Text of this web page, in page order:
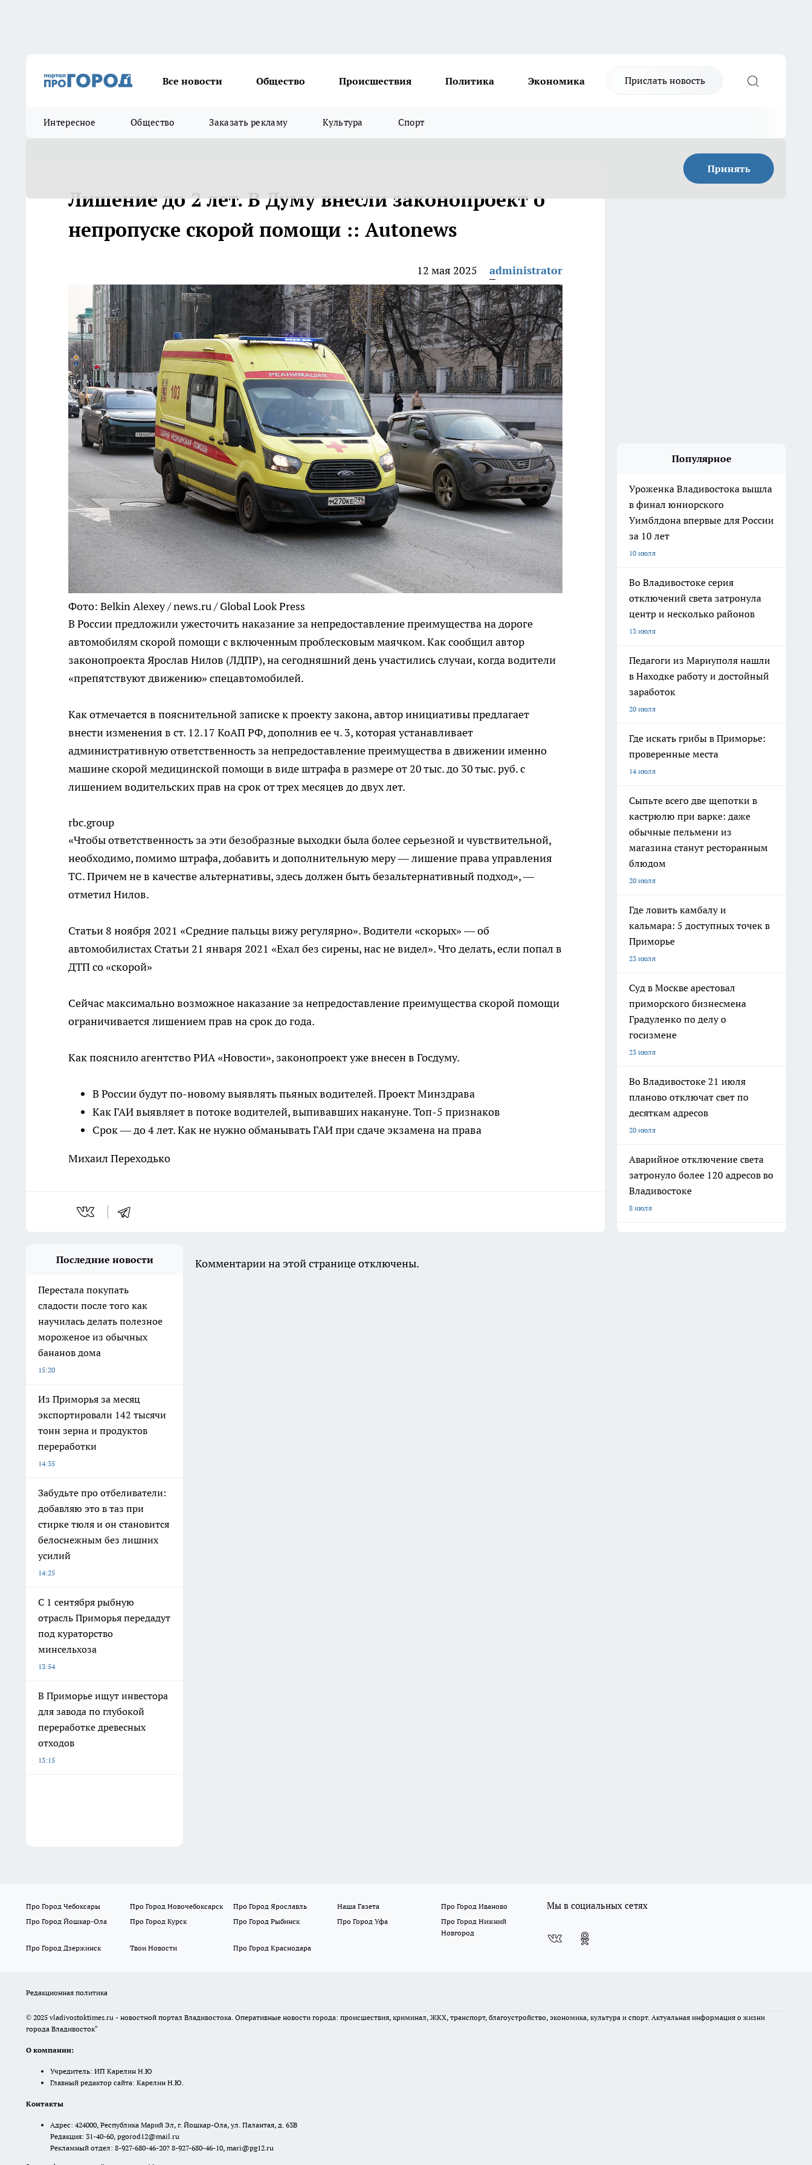
Все новости Общество Происшествия Политика Экономика Прислать новость
Интересное Общество Заказать рекламу Культура Спорт
Принять
Лишение до 2 лет. В Думу внесли законопроект о
непропуске скорой помощи :: Autonews
12 мая 2025 administrator
Фото: Belkin Alexey / news.ru / Global Look Press
В России предложили ужесточить наказание за непредоставление преимущества на дороге
автомобилям скорой помощи с включенным проблесковым маячком. Как сообщил автор
законопроекта Ярослав Нилов (ЛДПР), на сегодняшний день участились случаи, когда водители
«препятствуют движению» спецавтомобилей.
Как отмечается в пояснительной записке к проекту закона, автор инициативы предлагает
внести изменения в ст. 12.17 КоАП РФ, дополнив ее ч. 3, которая устанавливает
административную ответственность за непредоставление преимущества в движении именно
машине скорой медицинской помощи в виде штрафа в размере от 20 тыс. до 30 тыс. руб. с
лишением водительских прав на срок от трех месяцев до двух лет.
rbc.group
«Чтобы ответственность за эти безобразные выходки была более серьезной и чувствительной,
необходимо, помимо штрафа, добавить и дополнительную меру — лишение права управления
ТС. Причем не в качестве альтернативы, здесь должен быть безальтернативный подход», —
отметил Нилов.
Статьи 8 ноября 2021 «Средние пальцы вижу регулярно». Водители «скорых» — об
автомобилистах Статьи 21 января 2021 «Ехал без сирены, нас не видел». Что делать, если попал в
ДТП со «скорой»
Сейчас максимально возможное наказание за непредоставление преимущества скорой помощи
ограничивается лишением прав на срок до года.
Как пояснило агентство РИА «Новости», законопроект уже внесен в Госдуму.
В России будут по-новому выявлять пьяных водителей. Проект Минздрава
Как ГАИ выявляет в потоке водителей, выпивавших накануне. Топ-5 признаков
Срок — до 4 лет. Как не нужно обманывать ГАИ при сдаче экзамена на права
Михаил Переходько
Популярное
Уроженка Владивостока вышла
в финал юниорского
Уимблдона впервые для России
за 10 лет
10 июля
Во Владивостоке серия
отключений света затронула
центр и несколько районов
13 июля
Педагоги из Мариуполя нашли
в Находке работу и достойный
заработок
20 июля
Где искать грибы в Приморье:
проверенные места
14 июля
Сыпьте всего две щепотки в
кастрюлю при варке: даже
обычные пельмени из
магазина станут ресторанным
блюдом
20 июля
Где ловить камбалу и
кальмара: 5 доступных точек в
Приморье
23 июля
Суд в Москве арестовал
приморского бизнесмена
Градуленко по делу о
госизмене
23 июля
Во Владивостоке 21 июля
планово отключат свет по
десяткам адресов
20 июля
Аварийное отключение света
затронуло более 120 адресов во
Владивостоке
8 июля
Последние новости
Перестала покупать
сладости после того как
научилась делать полезное
мороженое из обычных
бананов дома
15:20
Из Приморья за месяц
экспортировали 142 тысячи
тонн зерна и продуктов
переработки
14:35
Забудьте про отбеливатели:
добавляю это в таз при
стирке тюля и он становится
белоснежным без лишних
усилий
14:25
С 1 сентября рыбную
отрасль Приморья передадут
под кураторство
минсельхоза
13:54
В Приморье ищут инвестора
для завода по глубокой
переработке древесных
отходов
13:15
Комментарии на этой странице отключены.
Про Город Чебоксары Про Город Новочебоксарск Про Город Ярославль Наша Газета
Про Город Иваново
Про Город Йошкар-Ола
Про Город Курск Про Город Рыбинск Про Город Уфа
Про Город Нижний
Новгород
Про Город Дзержинск
Твои Новости Про Город Краснодара
Мы в социальных сетях
Редакционная политика
© 2025 vladivostoktimes.ru - новостной портал Владивостока. Оперативные новости города: происшествия, криминал, ЖКХ, транспорт, благоустройство, экономика, культура и спорт. Актуальная информация о жизни
города Владивосток"
О компании:
Учредитель: ИП Карелин Н.Ю
Главный редактор сайта: Карелин Н.Ю.
Контакты
Адрес: 424000, Республика Марий Эл, г. Йошкар-Ола, ул. Палантая, д. 63В
Редакция: 31-40-60, pgorod12@mail.ru
Рекламный отдел: 8-927-680-46-20? 8-927-680-46-10, mari@pg12.ru